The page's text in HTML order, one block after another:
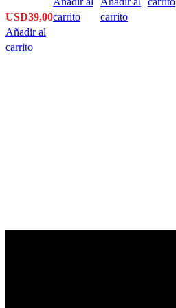
USD39,00
Añadir al
carrito
carrito
carrito